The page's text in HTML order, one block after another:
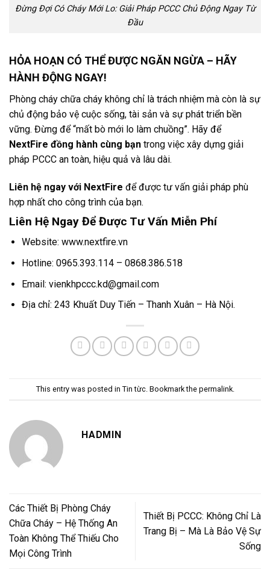
Đừng Đợi Có Cháy Mới Lo: Giải Pháp PCCC Chủ Động Ngay Từ
Đầu
HỎA HOẠN CÓ THỂ ĐƯỢC NGĂN NGỪA – HÃY
HÀNH ĐỘNG NGAY!
Phòng cháy chữa cháy không chỉ là trách nhiệm mà còn là sự
chủ động bảo vệ cuộc sống, tài sản và sự phát triển bền
vững. Đừng để “mất bò mới lo làm chuồng”. Hãy để
NextFire đồng hành cùng bạn trong việc xây dựng giải
pháp PCCC an toàn, hiệu quả và lâu dài.
Liên hệ ngay với NextFire để được tư vấn giải pháp phù
hợp nhất cho công trình của bạn.
Liên Hệ Ngay Để Được Tư Vấn Miễn Phí
Website: www.nextfire.vn
Hotline: 0965.393.114 – 0868.386.518
Email: vienkhpccc.kd@gmail.com
Địa chỉ: 243 Khuất Duy Tiến – Thanh Xuân – Hà Nội.
This entry was posted in Tin từc. Bookmark the permalink.
HADMIN
Các Thiết Bị Phòng Cháy
Chữa Cháy – Hệ Thống An
Toàn Không Thể Thiếu Cho
Mọi Công Trình
Thiết Bị PCCC: Không Chỉ Là
Trang Bị – Mà Là Bảo Vệ Sự
Sống